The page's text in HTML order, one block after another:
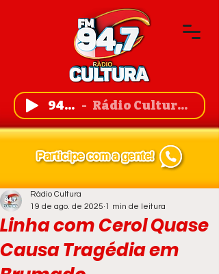
94,7 FM Rádio Cultura de Guanambi
Linha com Cerol Quase
Causa Tragédia em
Rádio Cultura
19 de ago. de 2025 1 min de leitura